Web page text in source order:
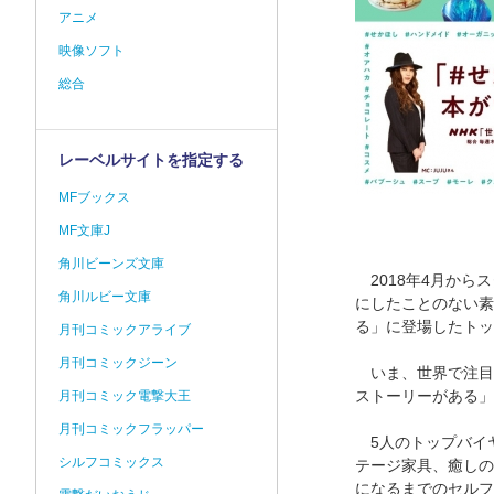
2018年4月からス
にしたことのない
る」に登場したト
いま、世界で注目
ストーリーがある
5人のトップバイ
テージ家具、癒し
になるまでのセル
アニメ
映像ソフト
総合
レーベルサイトを指定する
MFブックス
MF文庫J
角川ビーンズ文庫
角川ルビー文庫
月刊コミックアライブ
月刊コミックジーン
月刊コミック電撃大王
月刊コミックフラッパー
シルフコミックス